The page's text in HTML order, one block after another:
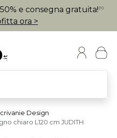
e consegna gratuita! (1)
ora >
Design
chiaro L120 cm JUDITH